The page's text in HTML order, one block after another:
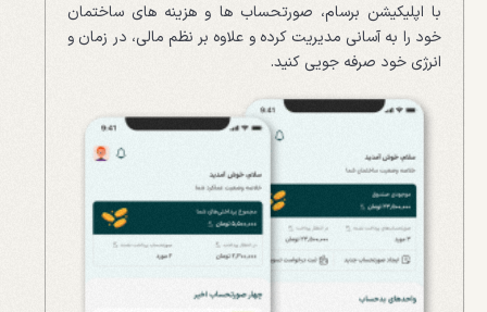
با اپلیکیشن برسام، صورتحساب ها و هزینه های ساختمان
خود را به آسانی مدیریت کرده و علاوه بر نظم مالی، در زمان و
انرژی خود صرفه جویی کنید.